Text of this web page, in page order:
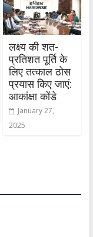
लक्ष्य की शत-
प्रतिशत पूर्ति के
लिए तत्काल ठोस
प्रयास किए जाएं:
आकांक्षा कोंडे
January 27,
2025